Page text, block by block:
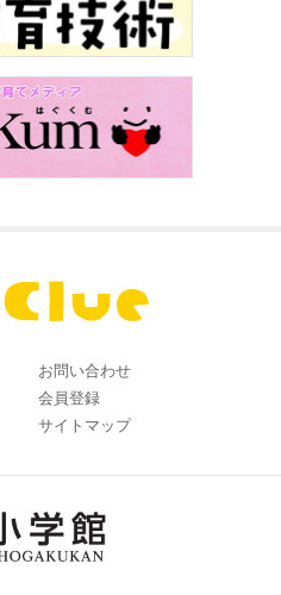
お問い合わせ
会員登録
サイトマップ